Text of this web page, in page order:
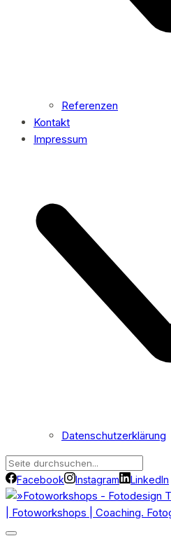
Referenzen
Kontakt
Impressum
Datenschutzerklärung
Facebook Instagram LinkedIn